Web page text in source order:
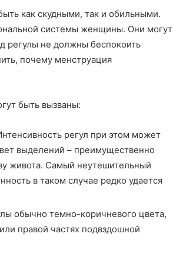
как скудными, так и обильными.
системы женщины. Они могут
регулы не должны беспокоить
почему менструация
быть вызваны:
регул при этом может
выделений – преимущественно
живота. Самый неутешительный
в таком случае редко удается
обычно темно-коричневого цвета,
правой частях подвздошной